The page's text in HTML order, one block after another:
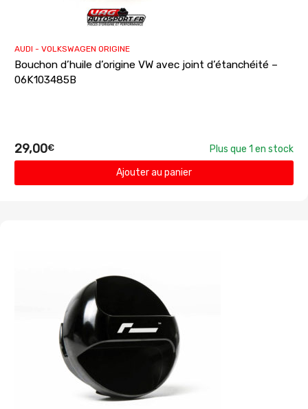
AUDI - VOLKSWAGEN ORIGINE
Bouchon d’huile d’origine VW avec joint d’étanchéité –
06K103485B
29,00€
Plus que 1 en stock
Ajouter au panier